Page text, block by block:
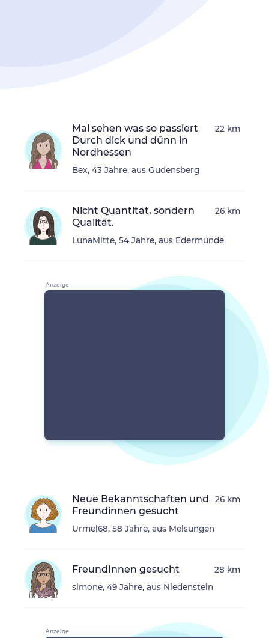
Mal sehen was so passiert
Durch dick und dünn in
Nordhessen
Bex, 43 Jahre, aus Gudensberg
22 km
Nicht Quantität, sondern
Qualität.
LunaMitte, 54 Jahre, aus Edermünde
26 km
Neue Bekanntschaften und
Freundinnen gesucht
Urmel68, 58 Jahre, aus Melsungen
26 km
FreundInnen gesucht
simone, 49 Jahre, aus Niedenstein
28 km